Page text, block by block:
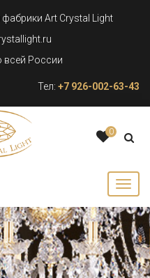
Art Crystal Light
всей России
Тел: +7 926-002-63-43
0